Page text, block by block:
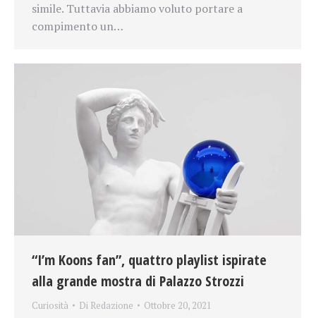
simile. Tuttavia abbiamo voluto portare a
compimento un…
“I’m Koons fan”, quattro playlist ispirate
alla grande mostra di Palazzo Strozzi
Curiosità Di Redazione Ottobre 20, 2021